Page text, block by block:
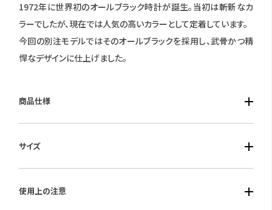
1972年に世界初のオールブラック時計が誕生。当初は斬新なカ
ラーでしたが、現在では人気の高いカラーとして定着しています。
今回の別注モデルではそのオールブラックを採用し、武骨かつ精
悍なデザインに仕上げました。
商品仕様
■風防素材：球面クリスタルガラス
■ベルト素材：ステンレス( ジェットブラック色めっき)
サイズ
使用上の注意